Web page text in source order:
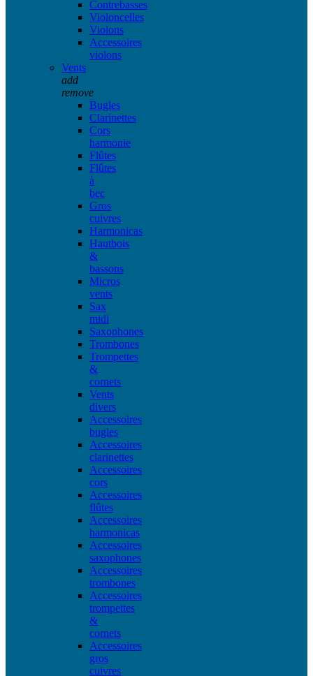
Contrebasses
Violoncelles
Violons
Accessoires
violons
Vents
add
remove
Bugles
Clarinettes
Cors
harmonie
Flûtes
Flûtes
à
bec
Gros
cuivres
Harmonicas
Hautbois
&
bassons
Micros
vents
Sax
midi
Saxophones
Trombones
Trompettes
&
cornets
Vents
divers
Accessoires
bugles
Accessoires
clarinettes
Accessoires
cors
Accessoires
flûtes
Accessoires
harmonicas
Accessoires
saxophones
Accessoires
trombones
Accessoires
trompettes
&
cornets
Accessoires
gros
cuivres